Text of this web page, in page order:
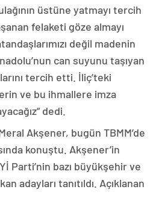
üstüne yatmayı tercih
felaketi göze almayı
değil madenin
can suyunu taşıyan
tercih etti. İliç’teki
ve bu ihmallere imza
dedi.
Akşener, bugün TBMM’de
konuştu. Akşener’in
Parti’nin bazı büyükşehir ve
adayları tanıtıldı. Açıklanan